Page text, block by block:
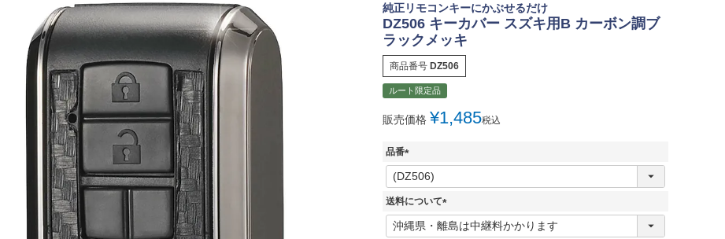
純正リモコンキーにかぶせるだけ
DZ506 キーカバー スズキ用B カーボン調ブ
ラックメッキ
商品番号 DZ506
ルート限定品
販売価格 ¥1,485税込
品番
(
必
須
送料について
(
必